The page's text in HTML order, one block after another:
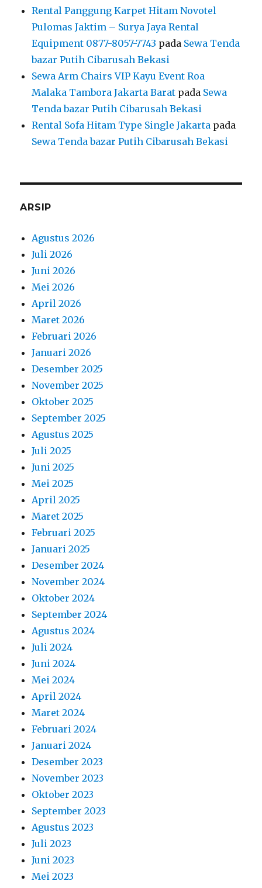
Rental Panggung Karpet Hitam Novotel
Pulomas Jaktim – Surya Jaya Rental
Equipment 0877-8057-7743 pada Sewa Tenda
bazar Putih Cibarusah Bekasi
Sewa Arm Chairs VIP Kayu Event Roa
Malaka Tambora Jakarta Barat pada Sewa
Tenda bazar Putih Cibarusah Bekasi
Rental Sofa Hitam Type Single Jakarta pada
Sewa Tenda bazar Putih Cibarusah Bekasi
ARSIP
Agustus 2026
Juli 2026
Juni 2026
Mei 2026
April 2026
Maret 2026
Februari 2026
Januari 2026
Desember 2025
November 2025
Oktober 2025
September 2025
Agustus 2025
Juli 2025
Juni 2025
Mei 2025
April 2025
Maret 2025
Februari 2025
Januari 2025
Desember 2024
November 2024
Oktober 2024
September 2024
Agustus 2024
Juli 2024
Juni 2024
Mei 2024
April 2024
Maret 2024
Februari 2024
Januari 2024
Desember 2023
November 2023
Oktober 2023
September 2023
Agustus 2023
Juli 2023
Juni 2023
Mei 2023